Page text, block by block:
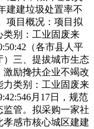
建建垃圾处置率不
项目概况：项目拟
类别：工业固废来
（各市县人平
）三、提拔城市生态
励搀扶企业不竭改
力类别：工业固废来
月17日，规范
管。拟采购一家社
感市核心城区建建